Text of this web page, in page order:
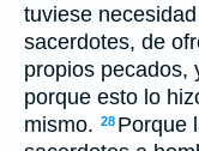
tuviese
sacerdotes, de
propios pecados,
porque esto lo
mismo. 28 Porque